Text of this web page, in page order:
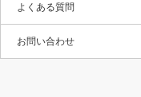
よくある質問
お問い合わせ